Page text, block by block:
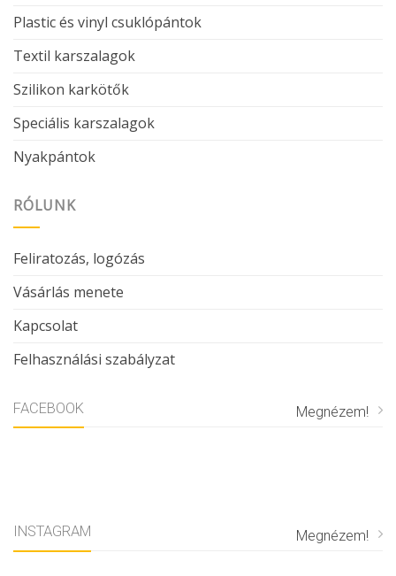
Plastic és vinyl csuklópántok
Textil karszalagok
Szilikon karkötők
Speciális karszalagok
Nyakpántok
RÓLUNK
Feliratozás, logózás
Vásárlás menete
Kapcsolat
Felhasználási szabályzat
FACEBOOK Megnézem!
INSTAGRAM Megnézem!